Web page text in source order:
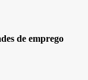
de emprego